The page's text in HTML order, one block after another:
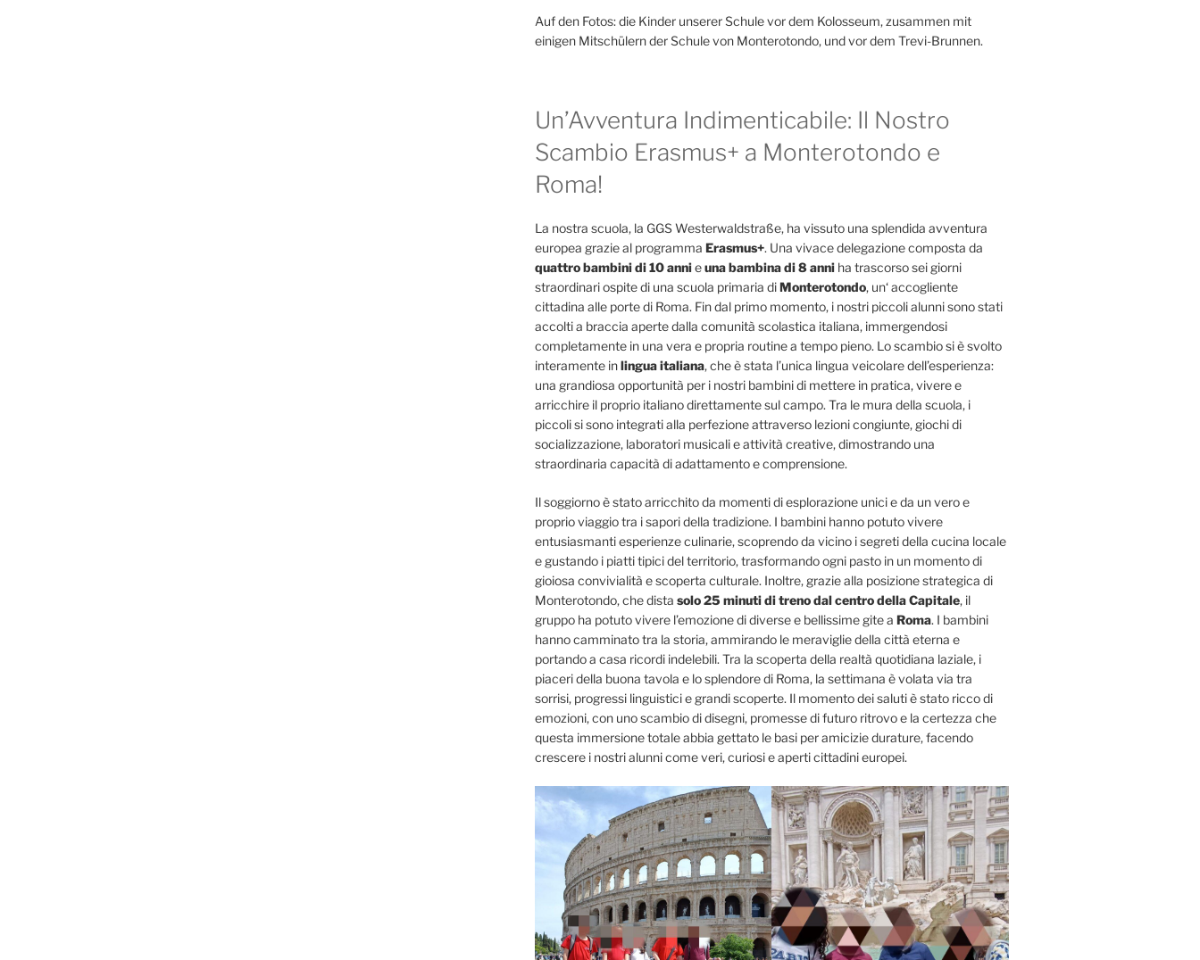
Auf den Fotos: die Kinder unserer Schule vor dem Kolosseum, zusammen mit
einigen Mitschülern der Schule von Monterotondo, und vor dem Trevi-Brunnen.
Un’Avventura Indimenticabile: Il Nostro
Scambio Erasmus+ a Monterotondo e
Roma!
La nostra scuola, la GGS Westerwaldstraße, ha vissuto una splendida avventura
europea grazie al programma Erasmus+. Una vivace delegazione composta da
quattro bambini di 10 annieuna bambina di 8 anniha trascorso sei giorni
straordinari ospite di una scuola primaria diMonterotondo, un‘ accogliente
cittadina alle porte di Roma. Fin dal primo momento, i nostri piccoli alunni sono stati
accolti a braccia aperte dalla comunità scolastica italiana, immergendosi
completamente in una vera e propria routine a tempo pieno. Lo scambio si è svolto
interamente inlingua italiana, che è stata l’unica lingua veicolare dell’esperienza:
una grandiosa opportunità per i nostri bambini di mettere in pratica, vivere e
arricchire il proprio italiano direttamente sul campo. Tra le mura della scuola, i
piccoli si sono integrati alla perfezione attraverso lezioni congiunte, giochi di
socializzazione, laboratori musicali e attività creative, dimostrando una
straordinaria capacità di adattamento e comprensione.
Il soggiorno è stato arricchito da momenti di esplorazione unici e da un vero e
proprio viaggio tra i sapori della tradizione. I bambini hanno potuto vivere
entusiasmanti esperienze culinarie, scoprendo da vicino i segreti della cucina locale
e gustando i piatti tipici del territorio, trasformando ogni pasto in un momento di
gioiosa convivialità e scoperta culturale. Inoltre, grazie alla posizione strategica di
Monterotondo, che dista solo 25 minuti di treno dal centro della Capitale, il
gruppo ha potuto vivere l’emozione di diverse e bellissime gite a Roma. I bambini
hanno camminato tra la storia, ammirando le meraviglie della città eterna e
portando a casa ricordi indelebili. Tra la scoperta della realtà quotidiana laziale, i
piaceri della buona tavola e lo splendore di Roma, la settimana è volata via tra
sorrisi, progressi linguistici e grandi scoperte. Il momento dei saluti è stato ricco di
emozioni, con uno scambio di disegni, promesse di futuro ritrovo e la certezza che
questa immersione totale abbia gettato le basi per amicizie durature, facendo
crescere i nostri alunni come veri, curiosi e aperti cittadini europei.